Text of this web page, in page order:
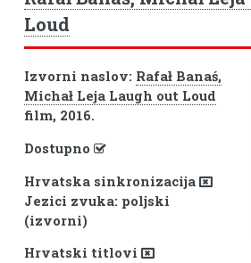
Loud
Izvorni naslov: Rafał Banaś,
Michał Leja Laugh out Loud
film, 2016.
Dostupno
Hrvatska sinkronizacija
Jezici zvuka: poljski
(izvorni)
Hrvatski titlovi